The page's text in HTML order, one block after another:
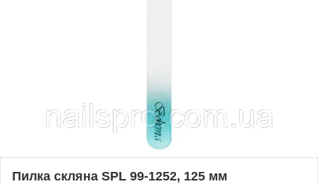
Пилка скляна SPL 99-1252, 125 мм